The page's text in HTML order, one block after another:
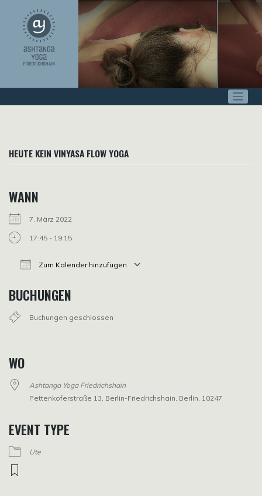
springen
HEUTE KEIN VINYASA FLOW YOGA
WANN
7. März 2022
17:45 - 19:15
Zum Kalender hinzufügen
BUCHUNGEN
Buchungen geschlossen
WO
Ashtanga Yoga Friedrichshain
Pettenkoferstraße 13, Berlin-Friedrichshain, Berlin, 10247
EVENT TYPE
Ute